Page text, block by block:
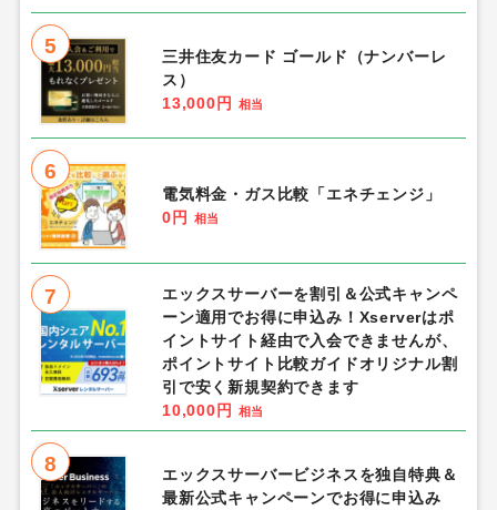
5
三井住友カード ゴールド（ナンバーレ
ス）
13,000円
相当
6
電気料金・ガス比較「エネチェンジ」
0円
相当
7
エックスサーバーを割引＆公式キャンペ
ーン適用でお得に申込み！Xserverはポ
イントサイト経由で入会できませんが、
ポイントサイト比較ガイドオリジナル割
引で安く新規契約できます
10,000円
相当
8
エックスサーバービジネスを独自特典＆
最新公式キャンペーンでお得に申込み